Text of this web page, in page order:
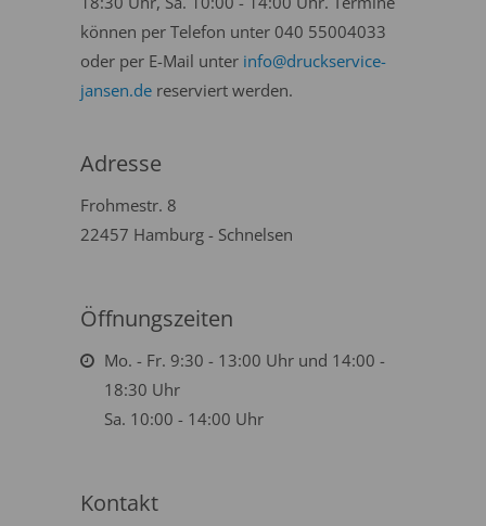
können per Telefon unter 040 55004033
oder per E-Mail unter info@druckservice-
jansen.de reserviert werden.
Adresse
Frohmestr. 8
22457 Hamburg - Schnelsen
Öffnungszeiten
Mo. - Fr. 9:30 - 13:00 Uhr und 14:00 -
18:30 Uhr
Sa. 10:00 - 14:00 Uhr
Kontakt